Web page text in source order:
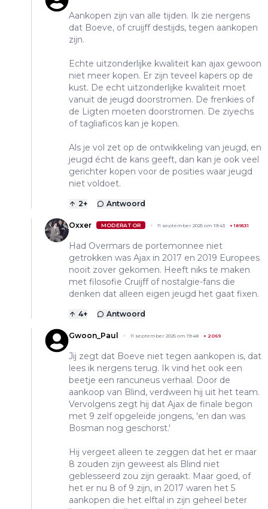
Aankopen zijn van alle tijden. Ik zie nergens
dat Boeve, of cruijff destijds, tegen aankopen
zijn.
Echte uitzonderlijke kwaliteit kan ajax gewoon
niet meer kopen. Er zijn teveel kapers op de
kust. De echt uitzonderlijke kwaliteit moet
vanuit de jeugd doorstromen. De frenkies of
de Ligten moeten doorstromen. De ziyechs
of tagliaficos kan je kopen.
Als je vol zet op de ontwikkeling van jeugd, en
jeugd écht de kans geeft, dan kan je ook veel
gerichter kopen voor de posities waar jeugd
niet voldoet.
2+ Antwoord
Oxxer MODERATOR 11 september 2025 om 19:43 +189531
Had Overmars de portemonnee niet
getrokken was Ajax in 2017 en 2019 Europees
nooit zover gekomen. Heeft niks te maken
met filosofie Cruijff of nostalgie-fans die
denken dat alleen eigen jeugd het gaat fixen.
4+ Antwoord
Gwoon_Paul 11 september 2025 om 19:48 + 2069
Jij zegt dat Boeve niet tegen aankopen is, dat
lees ik nergens terug. Ik vind het ook een
beetje een rancuneus verhaal. Door de
aankoop van Blind, verdween hij uit het team.
Vervolgens zegt hij dat Ajax de finale begon
met 9 zelf opgeleide jongens, 'en dan was
Bosman nog geschorst.'
Hij vergeet alleen te zeggen dat het er maar
8 zouden zijn geweest als Blind niet
geblesseerd zou zijn geraakt. Maar goed, of
het er nu 8 of 9 zijn, in 2017 waren het 5
aankopen die het elftal in zijn geheel beter